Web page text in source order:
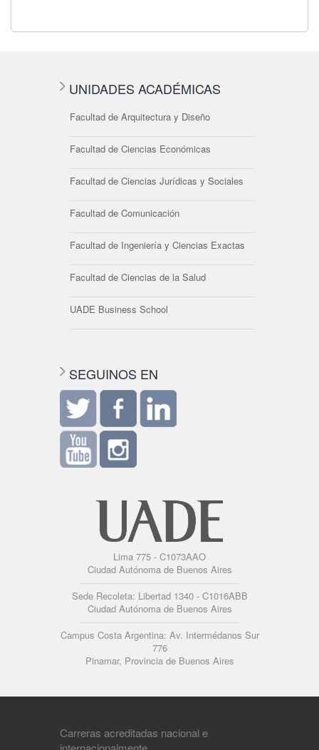
UNIDADES ACADÉMICAS
Facultad de Arquitectura y Diseño
Facultad de Ciencias Económicas
Facultad de Ciencias Jurídicas y Sociales
Facultad de Comunicación
Facultad de Ingeniería y Ciencias Exactas
Facultad de Ciencias de la Salud
UADE Business School
SEGUINOS EN
Lima 775 - C1073AAO
Ciudad Autónoma de Buenos Aires
Sede Recoleta: Libertad 1340 - C1016ABB
Ciudad Autónoma de Buenos Aires
Campus Costa Argentina: Av. Intermédanos Sur
776
Pinamar, Provincia de Buenos Aires
Carreras acreditadas nacional e